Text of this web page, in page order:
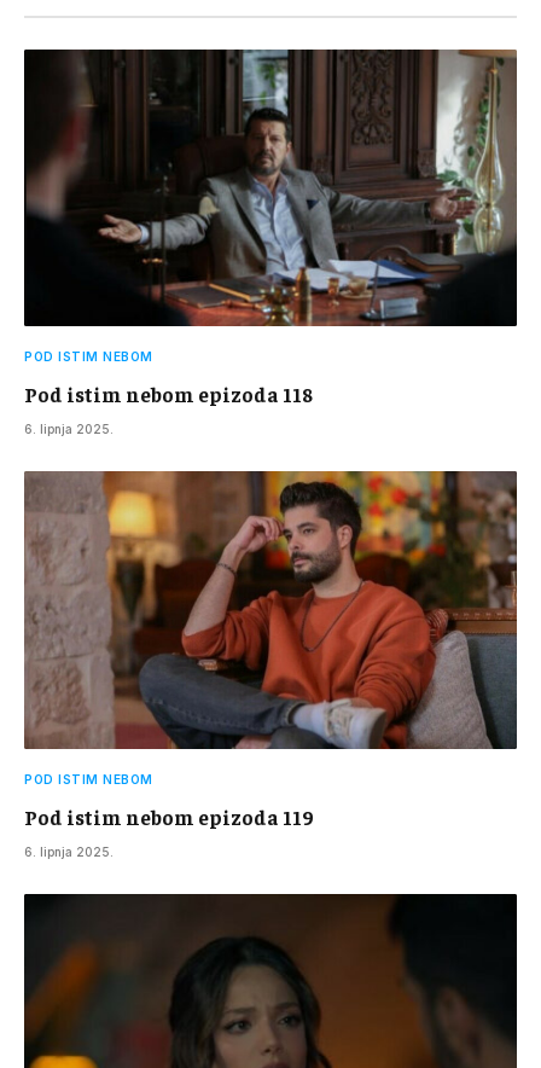
POD ISTIM NEBOM
Pod istim nebom epizoda 118
6. lipnja 2025.
POD ISTIM NEBOM
Pod istim nebom epizoda 119
6. lipnja 2025.